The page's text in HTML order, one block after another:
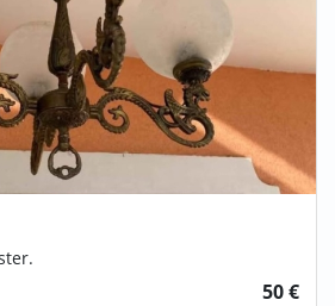
50 €